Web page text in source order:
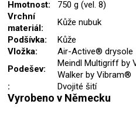
Hmotnost:
750 g (vel. 8)
Vrchní
materiál:
Kůže nubuk
Podšívka:
Kůže
Vložka:
Air-Active® drysole
Podešev:
Meindl Multigriff by
Walker by Vibram®
:
Dvojité šití
Vyrobeno v Německu